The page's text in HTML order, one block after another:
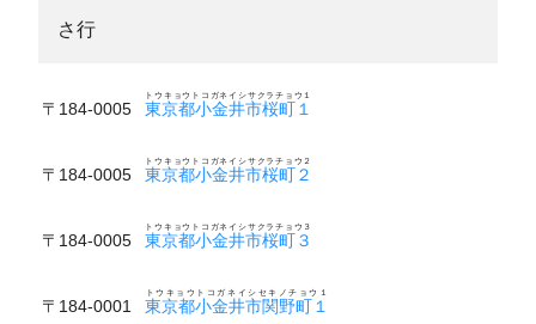
さ行
〒184-0005 東京都小金井市桜町１
トウキョウトコガネイシサクラチョウ１
〒184-0005 東京都小金井市桜町２
トウキョウトコガネイシサクラチョウ２
〒184-0005 東京都小金井市桜町３
トウキョウトコガネイシサクラチョウ３
〒184-0001 東京都小金井市関野町１
トウキョウトコガネイシセキノチョウ１